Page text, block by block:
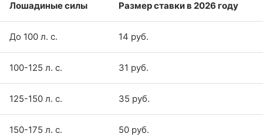
Лошадиные силы Размер ставки в 2026 году
До 100 л. с. 14 руб.
100-125 л. с. 31 руб.
125-150 л. с. 35 руб.
150-175 л. с. 50 руб.